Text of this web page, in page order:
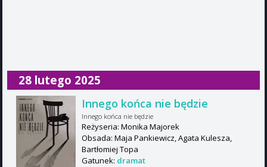
28 lutego 2025
Innego końca nie będzie
Innego końca nie będzie
Reżyseria: Monika Majorek
Obsada: Maja Pankiewicz, Agata Kulesza,
Bartłomiej Topa
Gatunek: dramat